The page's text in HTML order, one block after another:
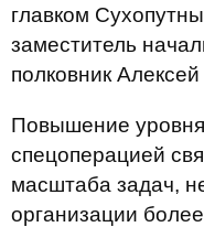
главком
заместитель
полковник
Повышение уровня
спецоперацией
масштаба задач,
организации